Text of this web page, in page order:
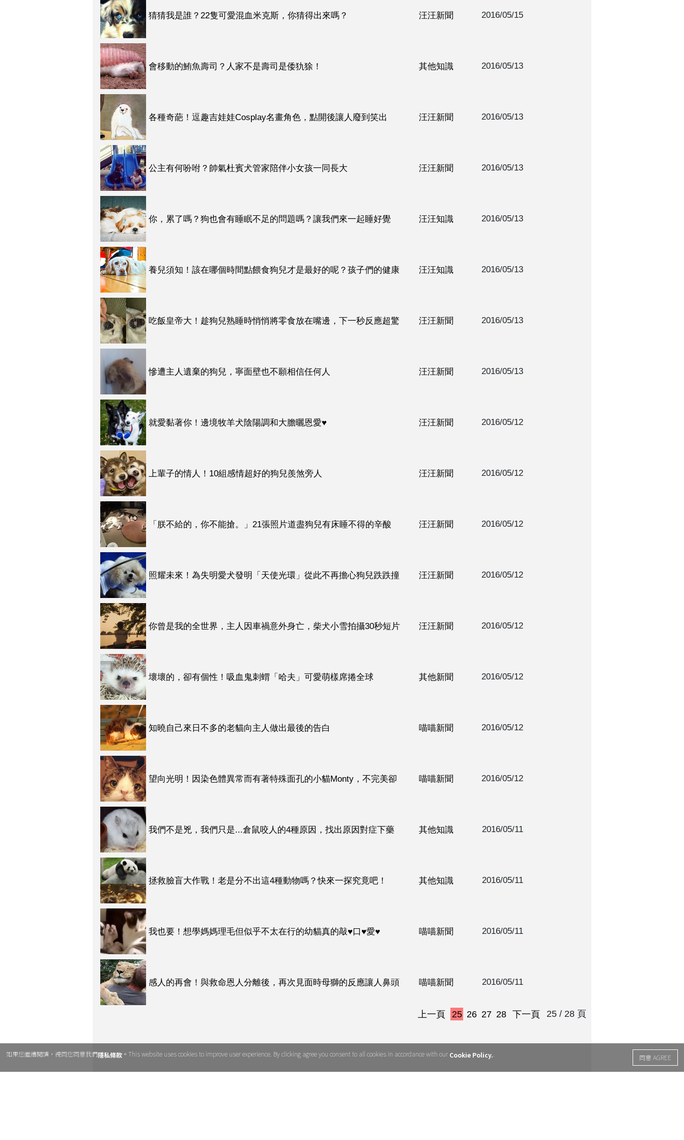
猜猜我是誰？22隻可愛混血米克斯，你猜得出來嗎？ 汪汪新聞 2016/05/15
會移動的鮪魚壽司？人家不是壽司是倭犰狳！ 其他知識 2016/05/13
各種奇葩！逗趣吉娃娃Cosplay名畫角色，點開後讓人廢到笑出
來！
汪汪新聞 2016/05/13
公主有何吩咐？帥氣杜賓犬管家陪伴小女孩一同長大 汪汪新聞 2016/05/13
你，累了嗎？狗也會有睡眠不足的問題嗎？讓我們來一起睡好覺
吧！
汪汪知識 2016/05/13
養兒須知！該在哪個時間點餵食狗兒才是最好的呢？孩子們的健康
由你來守護！
汪汪知識 2016/05/13
吃飯皇帝大！趁狗兒熟睡時悄悄將零食放在嘴邊，下一秒反應超驚
人！
汪汪新聞 2016/05/13
慘遭主人遺棄的狗兒，寧面壁也不願相信任何人 汪汪新聞 2016/05/13
就愛黏著你！邊境牧羊犬陰陽調和大膽曬恩愛♥ 汪汪新聞 2016/05/12
上輩子的情人！10組感情超好的狗兒羨煞旁人 汪汪新聞 2016/05/12
「朕不給的，你不能搶。」21張照片道盡狗兒有床睡不得的辛酸 汪汪新聞 2016/05/12
照耀未來！為失明愛犬發明「天使光環」從此不再擔心狗兒跌跌撞
撞
汪汪新聞 2016/05/12
你曾是我的全世界，主人因車禍意外身亡，柴犬小雪拍攝30秒短片
反酒駕
汪汪新聞 2016/05/12
壞壞的，卻有個性！吸血鬼刺蝟「哈夫」可愛萌樣席捲全球 其他新聞 2016/05/12
知曉自己來日不多的老貓向主人做出最後的告白 喵喵新聞 2016/05/12
望向光明！因染色體異常而有著特殊面孔的小貓Monty，不完美卻
活得精彩！
喵喵新聞 2016/05/12
我們不是兇，我們只是...倉鼠咬人的4種原因，找出原因對症下藥
吧！
其他知識 2016/05/11
拯救臉盲大作戰！老是分不出這4種動物嗎？快來一探究竟吧！ 其他知識 2016/05/11
我也要！想學媽媽理毛但似乎不太在行的幼貓真的敲♥口♥愛♥ 喵喵新聞 2016/05/11
感人的再會！與救命恩人分離後，再次見面時母獅的反應讓人鼻頭 喵喵新聞 2016/05/11
上一頁 25 26 27 28 下一頁 25 / 28 頁
同意 AGREE
如果您繼續閱讀，視同您同意我們隱私條款 。This website uses cookies to improve user experience. By clicking agree you consent to all cookies in accordance with our Cookie Policy.